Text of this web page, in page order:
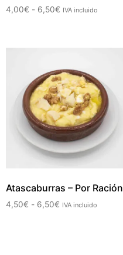
4,00€ - 6,50€ IVA incluido
Atascaburras – Por Ración
4,50€ - 6,50€ IVA incluido